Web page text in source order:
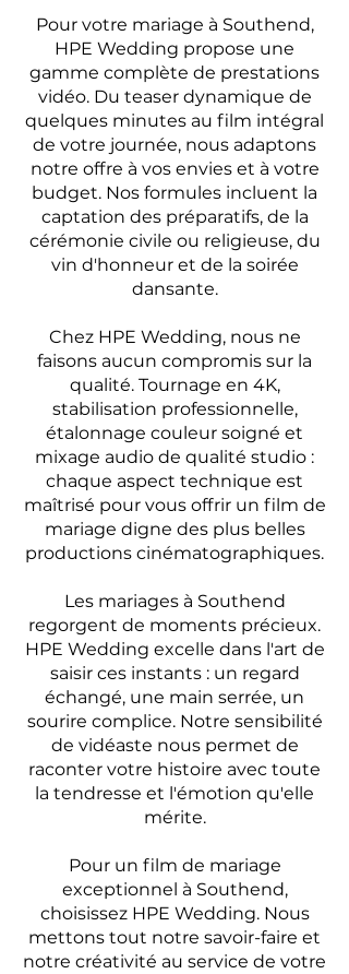
Pour votre mariage à Southend,
HPE Wedding propose une
gamme complète de prestations
vidéo. Du teaser dynamique de
quelques minutes au film intégral
de votre journée, nous adaptons
notre offre à vos envies et à votre
budget. Nos formules incluent la
captation des préparatifs, de la
cérémonie civile ou religieuse, du
vin d'honneur et de la soirée
dansante.
Chez HPE Wedding, nous ne
faisons aucun compromis sur la
qualité. Tournage en 4K,
stabilisation professionnelle,
étalonnage couleur soigné et
mixage audio de qualité studio :
chaque aspect technique est
maîtrisé pour vous offrir un film de
mariage digne des plus belles
productions cinématographiques.
Les mariages à Southend
regorgent de moments précieux.
HPE Wedding excelle dans l'art de
saisir ces instants : un regard
échangé, une main serrée, un
sourire complice. Notre sensibilité
de vidéaste nous permet de
raconter votre histoire avec toute
la tendresse et l'émotion qu'elle
mérite.
Pour un film de mariage
exceptionnel à Southend,
choisissez HPE Wedding. Nous
mettons tout notre savoir-faire et
notre créativité au service de votre